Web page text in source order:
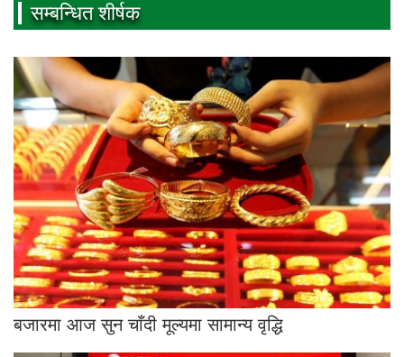
सम्बन्धित शीर्षक
बजारमा आज सुन चाँदी मूल्यमा सामान्य वृद्धि